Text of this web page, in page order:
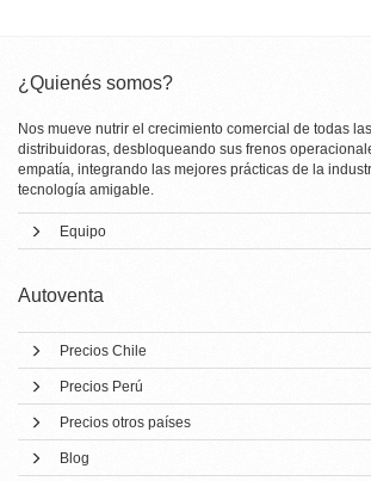
¿Quienés somos?
Nos mueve nutrir el crecimiento comercial de todas
distribuidoras, desbloqueando sus frenos
empatía, integrando las mejores prácticas de la
tecnología amigable.
Equipo
Autoventa
Precios Chile
Precios Perú
Precios otros países
Blog